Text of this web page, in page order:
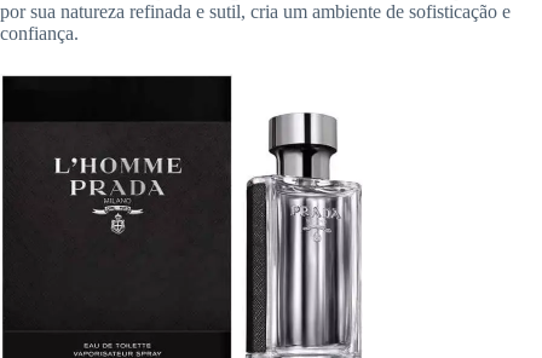
por sua natureza refinada e sutil, cria um ambiente de sofisticação e
confiança.